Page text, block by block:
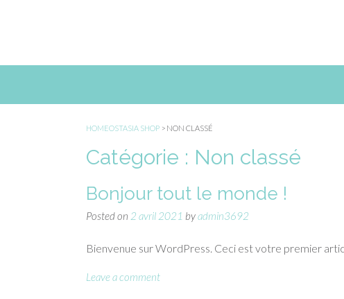
HOMEOSTASIA SHOP > NON CLASSÉ
Catégorie : Non classé
Bonjour tout le monde !
Posted on 2 avril 2021 byadmin3692
Bienvenue sur WordPress. Ceci est votre premier
Leave a comment